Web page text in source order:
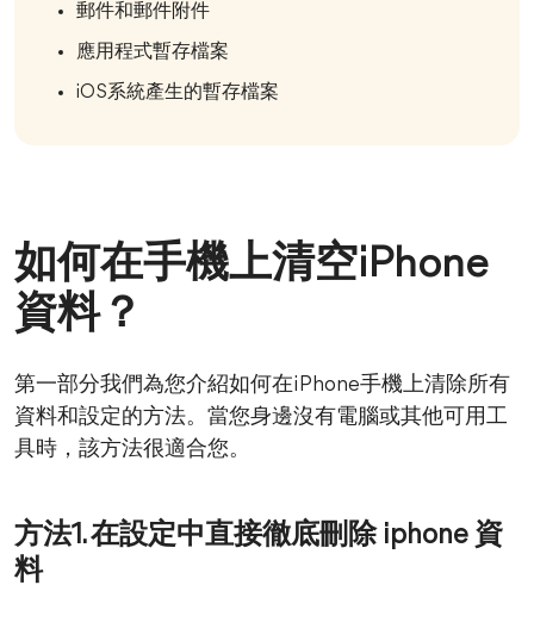
郵件和郵件附件
應用程式暫存檔案
iOS系統產生的暫存檔案
如何在手機上清空iPhone
資料？
第一部分我們為您介紹如何在iPhone手機上清除所有
資料和設定的方法。當您身邊沒有電腦或其他可用工
具時，該方法很適合您。
方法1. 在設定中直接徹底刪除 iphone 資
料